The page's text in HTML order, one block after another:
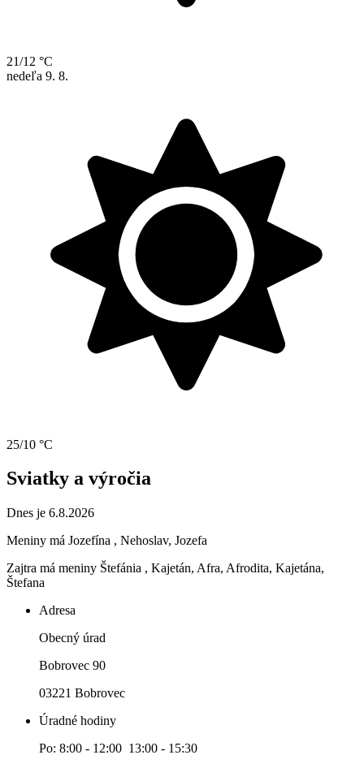
21/12 °C
nedeľa 9. 8.
25/10 °C
Sviatky a výročia
Dnes je 6.8.2026
Meniny má Jozefína , Nehoslav, Jozefa
Zajtra má meniny Štefánia , Kajetán, Afra, Afrodita, Kajetána,
Štefana
Adresa
Obecný úrad
Bobrovec 90
03221 Bobrovec
Úradné hodiny
Po: 8:00 - 12:00 13:00 - 15:30